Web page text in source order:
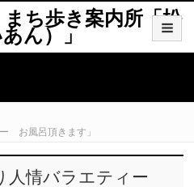
まち歩き案内所「松
ん）」
お風呂頂きます」
人情バラエティー